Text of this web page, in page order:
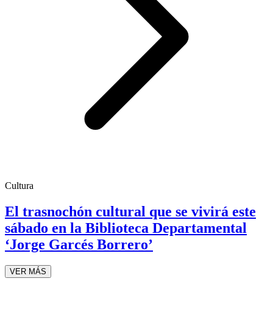
Cultura
El trasnochón cultural que se vivirá este
sábado en la Biblioteca Departamental
‘Jorge Garcés Borrero’
VER MÁS